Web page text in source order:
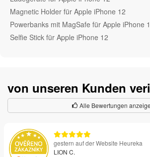
Magnetic Holder für Apple iPhone 12
Powerbanks mit MagSafe für Apple iPhone
Selfie Stick für Apple iPhone 12
von unseren Kunden
Alle Bewertungen
gestern auf der Website Heureka
LION C.